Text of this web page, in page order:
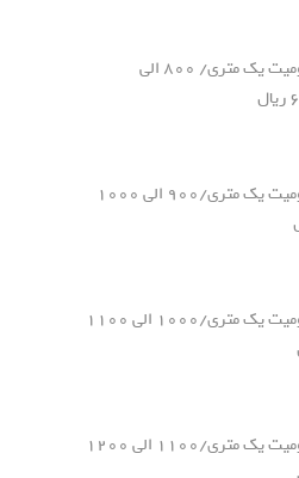
✳️ یونولیت تیرچه کرومیت یک متری/ ۸۰۰ الی
✳️ یونولیت تیرچه کرومیت یک متری/۹۰۰ الی ۱۰۰۰
✳️ یونولیت تیرچه کرومیت یک متری/۱۰۰۰ الی ۱۱۰۰
✳️ یونولیت تیرچه کرومیت یک متری/۱۱۰۰ الی ۱۲۰۰